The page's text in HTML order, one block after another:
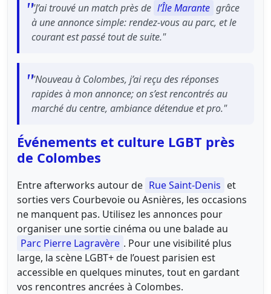
"J’ai trouvé un match près de l’Île Marante grâce
à une annonce simple: rendez-vous au parc, et le
courant est passé tout de suite."
"Nouveau à Colombes, j’ai reçu des réponses
rapides à mon annonce; on s’est rencontrés au
marché du centre, ambiance détendue et pro."
Événements et culture LGBT près
de Colombes
Entre afterworks autour de Rue Saint-Denis et
sorties vers Courbevoie ou Asnières, les occasions
ne manquent pas. Utilisez les annonces pour
organiser une sortie cinéma ou une balade au
Parc Pierre Lagravère . Pour une visibilité plus
large, la scène LGBT+ de l’ouest parisien est
accessible en quelques minutes, tout en gardant
vos rencontres ancrées à Colombes.